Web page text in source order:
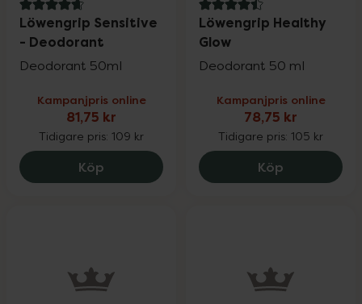
4.7 av 5 i omdöme
Löwengrip Sensitive
- Deodorant
Deodorant 50ml
Kampanjpris online
81,75 kr
Tidigare pris: 109 kr
Köp Löwengrip Sensitive - Deodorant,
4.5 av 5 i omdöme
Löwengrip Healthy
Glow
Deodorant 50 ml
Kampanjpris online
78,75 kr
Tidigare pris: 105 kr
Köp Löwengrip